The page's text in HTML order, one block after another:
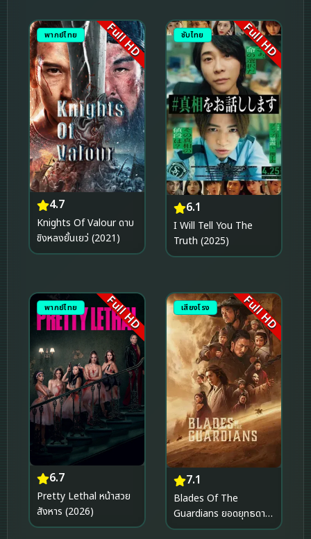
พากย์ไทย Full HD
4.7
Knights Of Valour ดาบ
ชิงหลงยั้นเยว่ (2021)
ซับไทย Full HD
6.1
I Will Tell You The
Truth (2025)
พากย์ไทย Full HD
6.7
Pretty Lethal หน้าสวย
สังหาร (2026)
เสียงโรง Full HD
7.1
Blades Of The
Guardians ยอดยุทธดาบ
ไร้พ่าย (2026)